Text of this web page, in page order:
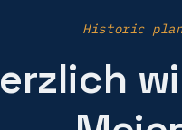
Historic